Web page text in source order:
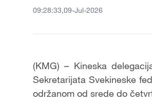
09:28:33,09-Jul-2026
(KMG) – Kineska
Sekretarijata Svekineske
održanom od srede do